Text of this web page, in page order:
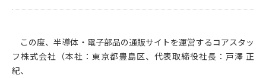
この度、半導体・電子部品の通販サイトを運営するコアスタッ
フ株式会社（本社：東京都豊島区、代表取締役社長：戸澤 正
紀、